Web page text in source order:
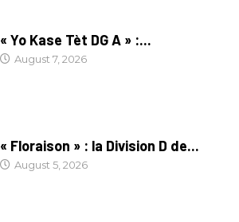
« Yo Kase Tèt DG A » :...
August 7, 2026
« Floraison » : la Division D de...
August 5, 2026